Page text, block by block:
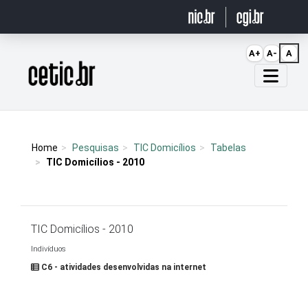
Página inicial
Home Pesquisas TIC Domicílios
Tabelas
TIC Domicílios - 2010
TIC Domicílios - 2010
Indivíduos
C6 - atividades desenvolvidas na internet
A+ A- A